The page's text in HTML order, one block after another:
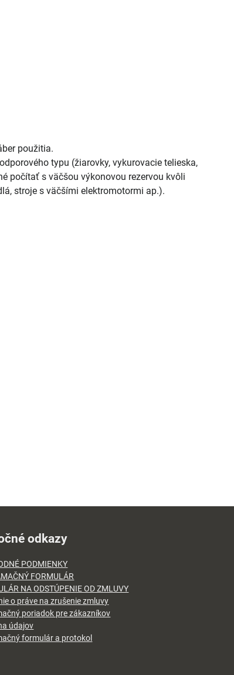
použitia.
typu (žiarovky, vykurovacie telieska,
počítať s väčšou výkonovou rezervou kvôli
stroje s väčšími elektromotormi ap.).
odkazy
PODMIENKY
FORMULÁR
NA ODSTÚPENIE OD ZMLUVY
o práve na zrušenie zmluvy
poriadok pre zákazníkov
údajov
formulár a protokol